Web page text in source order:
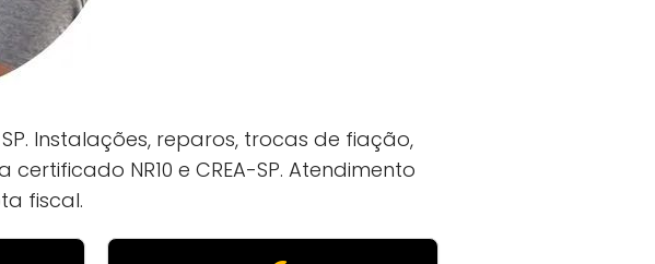
Instalações, reparos, trocas de fiação,
NR10 e CREA-SP. Atendimento
fiscal.